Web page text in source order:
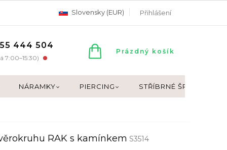
Slovensky (EUR) Přihlášení
444 504
7:00–15:30)
NÁKUPNÍ
Prázdný košík
NÁRAMKY PIERCING STŘÍBRNÉ ŠPERKY
RAK s kamínkem S3514